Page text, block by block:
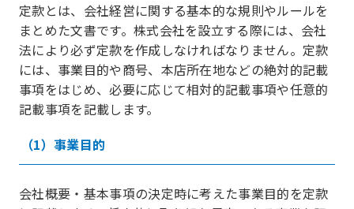
定款とは、会社経営に関する基本的な規則やルールを
まとめた文書です。株式会社を設立する際には、会社
法により必ず定款を作成しなければなりません。定款
には、事業目的や商号、本店所在地などの絶対的記載
事項をはじめ、必要に応じて相対的記載事項や任意的
記載事項を記載します。
（1）事業目的
会社概要・基本事項の決定時に考えた事業目的を定款